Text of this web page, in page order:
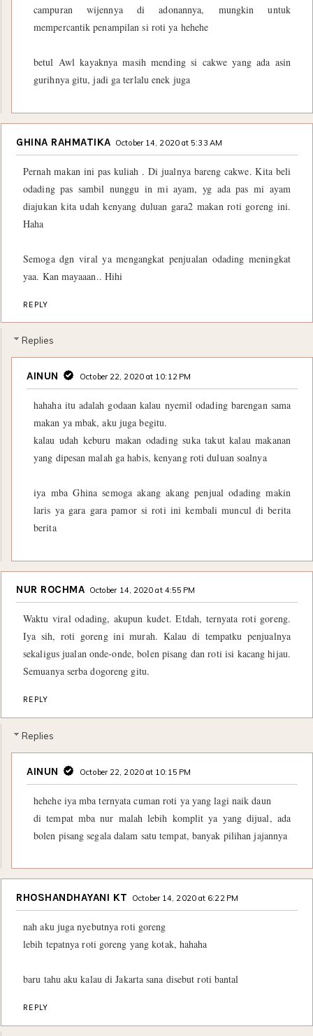
campuran wijennya di adonannya, mungkin untuk
mempercantik penampilan si roti ya hehehe
betul Awl kayaknya masih mending si cakwe yang ada asin
gurihnya gitu, jadi ga terlalu enek juga
GHINA RAHMATIKA October 14, 2020 at 5:33 AM
Pernah makan ini pas kuliah . Di jualnya bareng cakwe. Kita beli
odading pas sambil nunggu in mi ayam, yg ada pas mi ayam
diajukan kita udah kenyang duluan gara2 makan roti goreng ini.
Haha
Semoga dgn viral ya mengangkat penjualan odading meningkat
yaa. Kan mayaaan.. Hihi
REPLY
Replies
AINUN October 22, 2020 at 10:12 PM
hahaha itu adalah godaan kalau nyemil odading barengan sama
makan ya mbak, aku juga begitu.
kalau udah keburu makan odading suka takut kalau makanan
yang dipesan malah ga habis, kenyang roti duluan soalnya
iya mba Ghina semoga akang akang penjual odading makin
laris ya gara gara pamor si roti ini kembali muncul di berita
berita
NUR ROCHMA October 14, 2020 at 4:55 PM
Waktu viral odading, akupun kudet. Etdah, ternyata roti goreng.
Iya sih, roti goreng ini murah. Kalau di tempatku penjualnya
sekaligus jualan onde-onde, bolen pisang dan roti isi kacang hijau.
Semuanya serba dogoreng gitu.
REPLY
Replies
AINUN October 22, 2020 at 10:15 PM
hehehe iya mba ternyata cuman roti ya yang lagi naik daun
di tempat mba nur malah lebih komplit ya yang dijual, ada
bolen pisang segala dalam satu tempat, banyak pilihan jajannya
RHOSHANDHAYANI KT October 14, 2020 at 6:22 PM
nah aku juga nyebutnya roti goreng
lebih tepatnya roti goreng yang kotak, hahaha
baru tahu aku kalau di Jakarta sana disebut roti bantal
REPLY